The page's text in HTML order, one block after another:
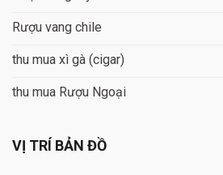
Rượu vang chile
thu mua xì gà (cigar)
thu mua Rượu Ngoại
VỊ TRÍ BẢN ĐỒ